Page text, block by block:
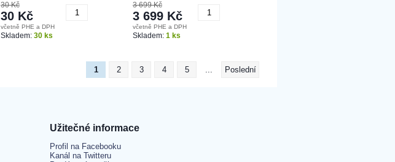
30 Kč
30 Kč
včetně PHE a DPH
Skladem: 30 ks
3 699 Kč
3 699 Kč
včetně PHE a DPH
Skladem: 1 ks
1 2 3 4 5 ... Poslední
Užitečné informace
Profil na Facebooku
Kanál na Twitteru